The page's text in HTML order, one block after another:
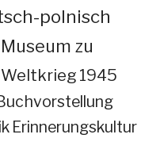
polnisch
zu
1945
Erinnerungskultur